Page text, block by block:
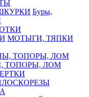
Буры,
МОТЫГИ, ТЯПКИ
ТОПОРЫ, ЛОМ